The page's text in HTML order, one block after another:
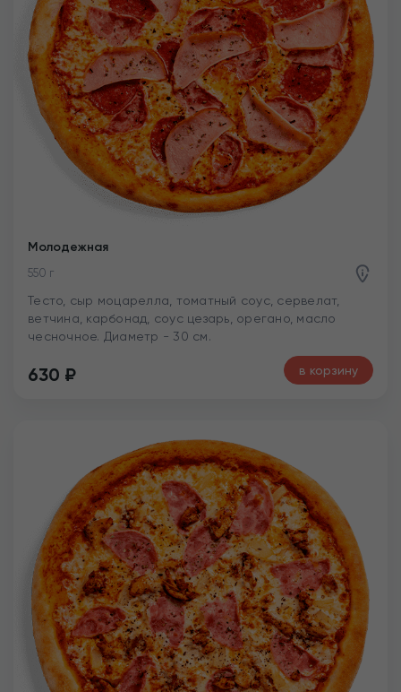
Молодежная
550 г
Тесто, сыр моцарелла, томатный соус, сервелат,
ветчина, карбонад, соус цезарь, орегано, масло
чесночное. Диаметр - 30 см.
630 ₽ в корзину